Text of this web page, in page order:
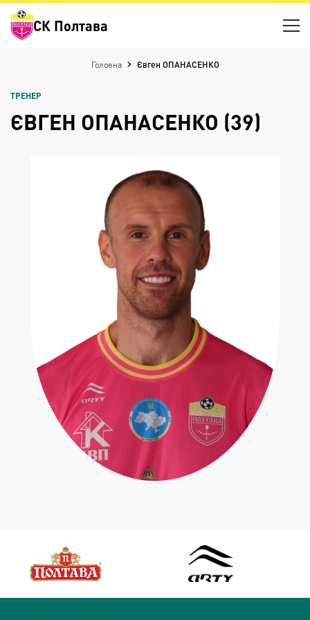
СК Полтава
Головна Євген ОПАНАСЕНКО
ТРЕНЕР
ЄВГЕН ОПАНАСЕНКО (39)